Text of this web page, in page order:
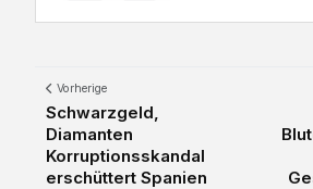
Vorherige
Schwarzgeld,
Diamanten
Korruptionsskandal
erschüttert Spanien